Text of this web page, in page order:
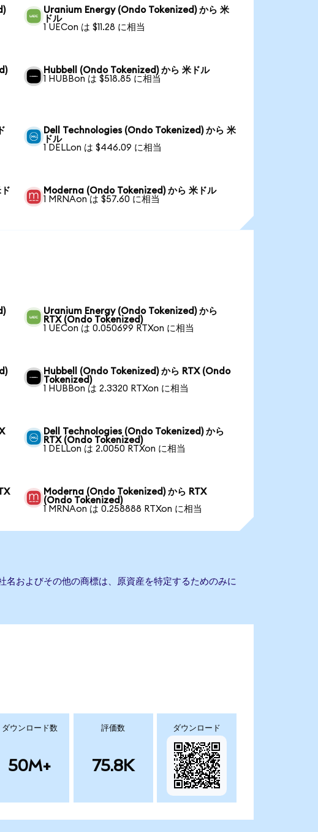
Uranium Energy (Ondo Tokenized) から 米
ドル
1 UECon は $11.28 に相当
Hubbell (Ondo Tokenized) から 米ドル
1 HUBBon は $518.85 に相当
Dell Technologies (Ondo Tokenized) から 米
ドル
1 DELLon は $446.09 に相当
Moderna (Ondo Tokenized) から 米ドル
1 MRNAon は $57.60 に相当
Uranium Energy (Ondo Tokenized) から
RTX (Ondo Tokenized)
1 UECon は 0.050699 RTXon に相当
Hubbell (Ondo Tokenized) から RTX (Ondo
Tokenized)
1 HUBBon は 2.3320 RTXon に相当
Dell Technologies (Ondo Tokenized) から
RTX (Ondo Tokenized)
1 DELLon は 2.0050 RTXon に相当
Moderna (Ondo Tokenized) から RTX
(Ondo Tokenized)
1 MRNAon は 0.258888 RTXon に相当
名およびその他の商標は、原資産を特定するためのみに
ダウンロード数
50M+
評価数
75.8K
ダウンロード